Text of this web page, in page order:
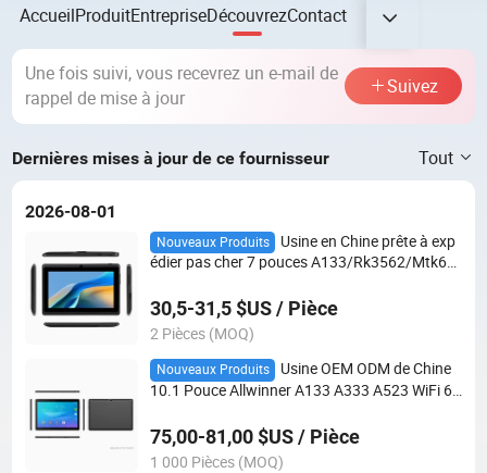
AccueilProduitEntrepriseDécouvrezContact
Une fois suivi, vous recevrez un e-mail de
rappel de mise à jour
Suivez
Dernières mises à jour de ce fournisseur Tout
2026-08-01
Nouveaux Produits
Usine en Chine prête à exp
édier pas cher 7 pouces A133/Rk3562/Mtk67
C Tab MID
30,5-31,5 $US / Pièce
2 Pièces (MOQ)
Nouveaux Produits
Usine OEM ODM de Chine
10.1 Pouce Allwinner A133 A333 A523 WiFi 6
ge éducatif
75,00-81,00 $US / Pièce
1 000 Pièces (MOQ)